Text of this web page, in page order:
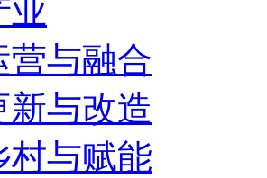
业
营与融合
新与改造
村与赋能